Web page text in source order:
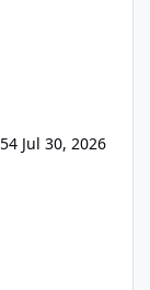
Jul 30, 2026